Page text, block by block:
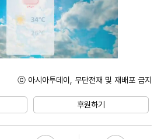
ⓒ 아시아투데이, 무단전재 및 재배포 금지
후원하기